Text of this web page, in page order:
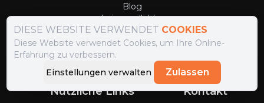
Blog
Leinwandbilder
Glasbilder
Küchenrückwände Glas
Fototapete
Gerahmtes Poster
Mehrteilige Leinwandbilder
Nützliche Links Kontakt
DIESE WEBSITE VERWENDET COOKIES
Diese Website verwendet Cookies, um Ihre Online-
Erfahrung zu verbessern.
Einstellungen verwalten
Zulassen